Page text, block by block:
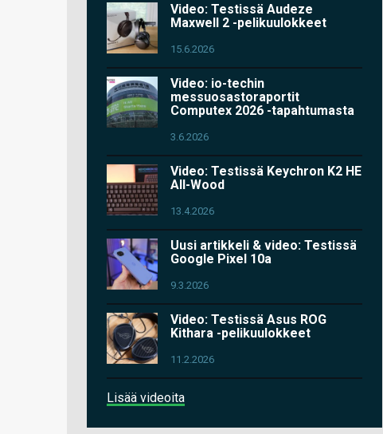
Video: Testissä Audeze
Maxwell 2 -pelikuulokkeet
15.6.2026
Video: io-techin
messuosastoraportit
Computex 2026 -tapahtumasta
3.6.2026
Video: Testissä Keychron K2 HE
All-Wood
13.4.2026
Uusi artikkeli & video: Testissä
Google Pixel 10a
9.3.2026
Video: Testissä Asus ROG
Kithara -pelikuulokkeet
11.2.2026
Lisää videoita